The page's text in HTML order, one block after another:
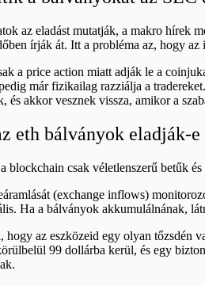
az eladást mutatják, a makro hírek
írják át. Itt a probléma az, hogy
a price action miatt adják le a
már fizikailag razziálja a
és akkor vesznek vissza, amikor a
eth bálványok eladják-
blockchain csak véletlenszerű betűk
(exchange inflows)
Ha a bálványok akkumulálnának,
hogy az eszközeid egy olyan tőzsdén
99 dollárba kerül, és egy